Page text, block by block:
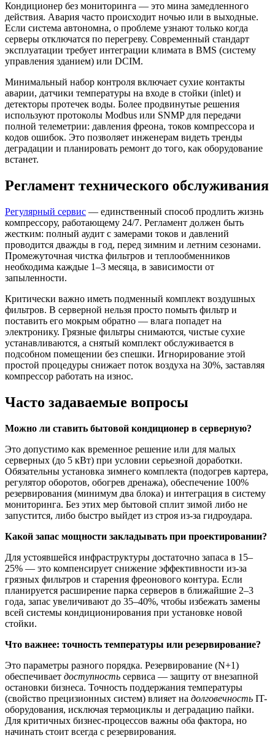
Кондиционер без мониторинга — это мина замедленного
действия. Авария часто происходит ночью или в выходные.
Если система автономна, о проблеме узнают только когда
серверы отключатся по перегреву. Современный стандарт
эксплуатации требует интеграции климата в BMS (систему
управления зданием) или DCIM.
Минимальный набор контроля включает сухие контакты
аварии, датчики температуры на входе в стойки (inlet) и
детекторы протечек воды. Более продвинутые решения
используют протоколы Modbus или SNMP для передачи
полной телеметрии: давления фреона, токов компрессора и
кодов ошибок. Это позволяет инженерам видеть тренды
деградации и планировать ремонт до того, как оборудование
встанет.
Регламент технического обслуживания
Регулярный сервис — единственный способ продлить жизнь
компрессору, работающему 24/7. Регламент должен быть
жестким: полный аудит с замерами токов и давлений
проводится дважды в год, перед зимним и летним сезонами.
Промежуточная чистка фильтров и теплообменников
необходима каждые 1–3 месяца, в зависимости от
запыленности.
Критически важно иметь подменный комплект воздушных
фильтров. В серверной нельзя просто помыть фильтр и
поставить его мокрым обратно — влага попадет на
электронику. Грязные фильтры снимаются, чистые сухие
устанавливаются, а снятый комплект обслуживается в
подсобном помещении без спешки. Игнорирование этой
простой процедуры снижает поток воздуха на 30%, заставляя
компрессор работать на износ.
Часто задаваемые вопросы
Можно ли ставить бытовой кондиционер в серверную?
Это допустимо как временное решение или для малых
серверных (до 5 кВт) при условии серьезной доработки.
Обязательны установка зимнего комплекта (подогрев картера,
регулятор оборотов, обогрев дренажа), обеспечение 100%
резервирования (минимум два блока) и интеграция в систему
мониторинга. Без этих мер бытовой сплит зимой либо не
запустится, либо быстро выйдет из строя из-за гидроудара.
Какой запас мощности закладывать при проектировании?
Для устоявшейся инфраструктуры достаточно запаса в 15–
25% — это компенсирует снижение эффективности из-за
грязных фильтров и старения фреонового контура. Если
планируется расширение парка серверов в ближайшие 2–3
года, запас увеличивают до 35–40%, чтобы избежать замены
всей системы кондиционирования при установке новой
стойки.
Что важнее: точность температуры или резервирование?
Это параметры разного порядка. Резервирование (N+1)
обеспечивает доступность сервиса — защиту от внезапной
остановки бизнеса. Точность поддержания температуры
(свойство прецизионных систем) влияет на долговечность IT-
оборудования, исключая термоциклы и деградацию пайки.
Для критичных бизнес-процессов важны оба фактора, но
начинать стоит всегда с резервирования.